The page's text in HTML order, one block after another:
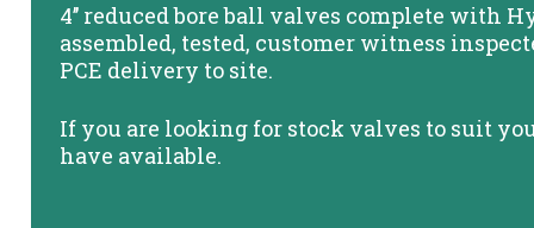
4’’ reduced bore ball valves complete with
assembled, tested, customer witness
PCE delivery to site.
If you are looking for stock valves to suit
have available.